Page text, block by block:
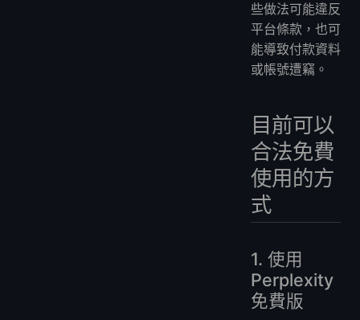
些做法可能違反
平台條款，也可
能導致付款資料
或帳號遭竊。
目前可以
合法免費
使用的方
式
1. 使用
Perplexity
免費版